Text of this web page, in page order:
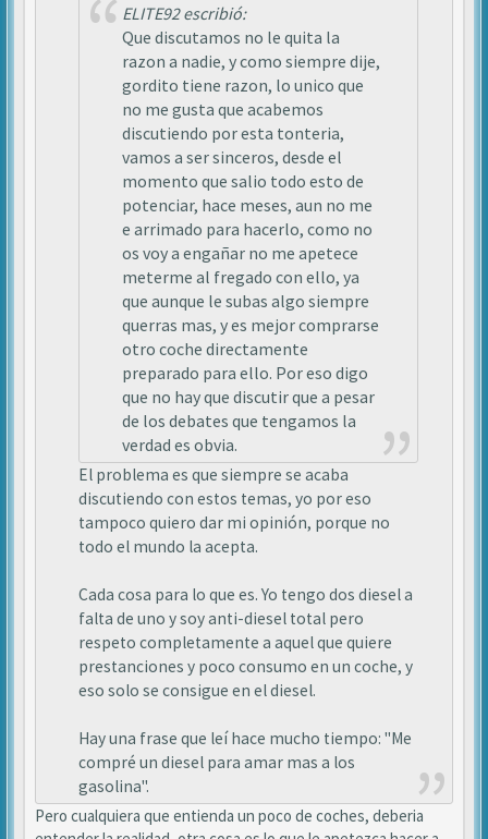
ELITE92 escribió:
Que discutamos no le quita la
razon a nadie, y como siempre dije,
gordito tiene razon, lo unico que
no me gusta que acabemos
discutiendo por esta tonteria,
vamos a ser sinceros, desde el
momento que salio todo esto de
potenciar, hace meses, aun no me
e arrimado para hacerlo, como no
os voy a engañar no me apetece
meterme al fregado con ello, ya
que aunque le subas algo siempre
querras mas, y es mejor comprarse
otro coche directamente
preparado para ello. Por eso digo
que no hay que discutir que a pesar
de los debates que tengamos la
verdad es obvia.
El problema es que siempre se acaba
discutiendo con estos temas, yo por eso
tampoco quiero dar mi opinión, porque no
todo el mundo la acepta.
Cada cosa para lo que es. Yo tengo dos diesel a
falta de uno y soy anti-diesel total pero
respeto completamente a aquel que quiere
prestanciones y poco consumo en un coche, y
eso solo se consigue en el diesel.
Hay una frase que leí hace mucho tiempo: "Me
compré un diesel para amar mas a los
gasolina".
Pero cualquiera que entienda un poco de coches, deberia